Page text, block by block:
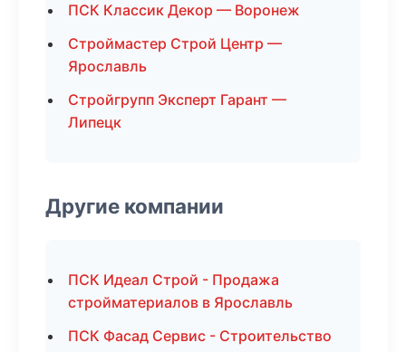
ПСК Классик Декор — Воронеж
Строймастер Строй Центр —
Ярославль
Стройгрупп Эксперт Гарант —
Липецк
Другие компании
ПСК Идеал Строй - Продажа
стройматериалов в Ярославль
ПСК Фасад Сервис - Строительство